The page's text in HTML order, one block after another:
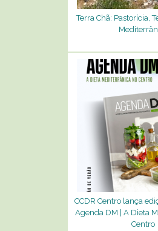
Terra Chã: Pastorícia,
CCDR Centro lança
Agenda DM | A Dieta
Centro